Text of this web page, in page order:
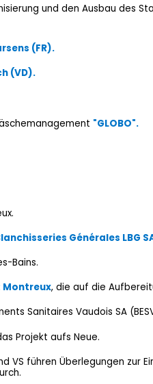
und den Ausbau des
(FR).
(VD).
"GLOBO".
Générales LBG
Bains.
Montreux, die auf die
Sanitaires Vaudois SA
Projekt aufs Neue.
VS führen Überlegungen zur